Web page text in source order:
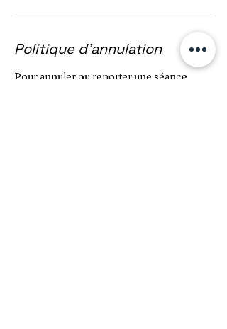
Politique d'annulation
Pour annuler ou reporter une séance,